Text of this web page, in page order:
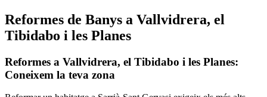
Reformes de Banys a Vallvidrera, el
Tibidabo i les Planes
Reformes a Vallvidrera, el Tibidabo i les Planes:
Coneixem la teva zona